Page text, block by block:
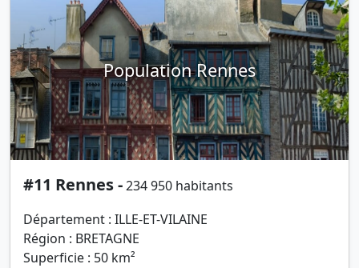
Population Rennes
#11 Rennes -234 950 habitants
Département : ILLE-ET-VILAINE
Région : BRETAGNE
Superficie : 50 km²